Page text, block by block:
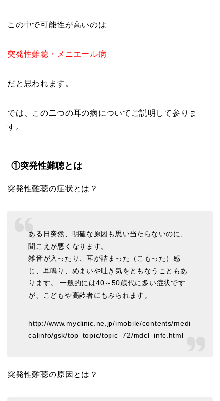
この中で可能性が高いのは
突発性難聴・メニエール病
だと思われます。
では、この二つの耳の病についてご説明して参りま
す。
①突発性難聴とは
突発性難聴の症状とは？
ある日突然、明確な原因も思い当たらないのに、
聞こえが悪くなります。
雑音が入ったり、耳が詰まった（こもった）感
じ、耳鳴り、めまいや吐き気をともなうこともあ
ります。 一般的には40～50歳代に多い症状です
が、こどもや高齢者にもみられます。
http://www.myclinic.ne.jp/imobile/contents/medi
calinfo/gsk/top_topic/topic_72/mdcl_info.html
突発性難聴の原因とは？